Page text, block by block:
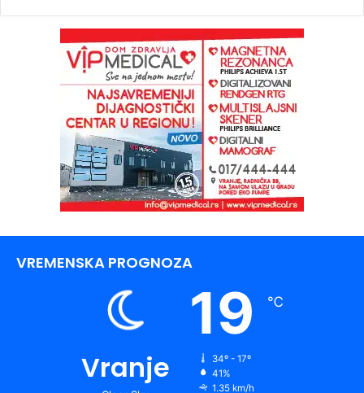
VREMENSKA PROGNOZA
Vranje
19 ℃
34º - 17º
41%
1.35 km/h